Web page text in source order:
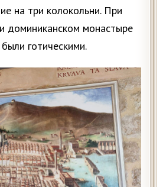
на три колокольни. При
доминиканском монастыре
готическими.